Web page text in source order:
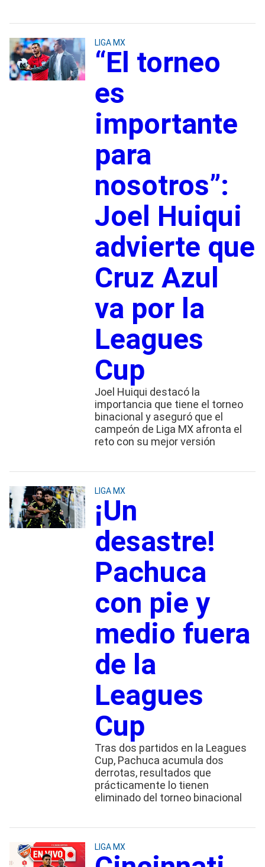
LIGA MX
“El torneo
es
importante
para
nosotros”:
Joel Huiqui
advierte que
Cruz Azul
va por la
Leagues
Cup
Joel Huiqui destacó la
importancia que tiene el torneo
binacional y aseguró que el
campeón de Liga MX afronta el
reto con su mejor versión
LIGA MX
¡Un
desastre!
Pachuca
con pie y
medio fuera
de la
Leagues
Cup
Tras dos partidos en la Leagues
Cup, Pachuca acumula dos
derrotas, resultados que
prácticamente lo tienen
eliminado del torneo binacional
LIGA MX